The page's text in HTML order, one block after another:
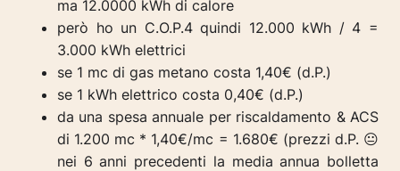
ma 12.0000 kWh di calore
però ho un C.O.P.4 quindi 12.000 kWh / 4 =
3.000 kWh elettrici
se 1 mc di gas metano costa 1,40€ (d.P.)
se 1 kWh elettrico costa 0,40€ (d.P.)
da una spesa annuale per riscaldamento & ACS
di 1.200 mc * 1,40€/mc = 1.680€ (prezzi d.P. 😐
nei 6 anni precedenti la media annua bolletta